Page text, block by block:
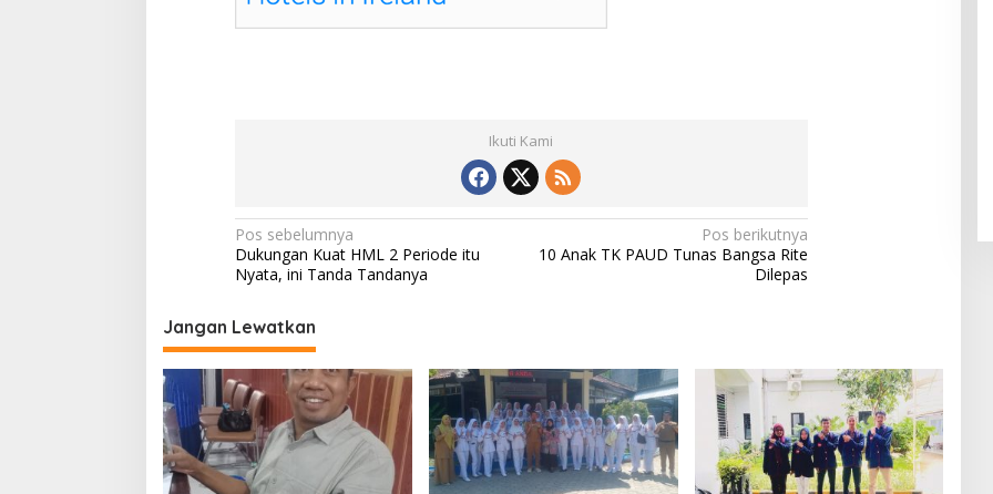
Ikuti Kami
N
a
i
g
a
s
i
Pos sebelumnya
Dukungan Kuat HML 2 Periode itu
Nyata, ini Tanda Tandanya
Pos berikutnya
10 Anak TK PAUD Tunas Bangsa Rite
Dilepas
Jangan Lewatkan